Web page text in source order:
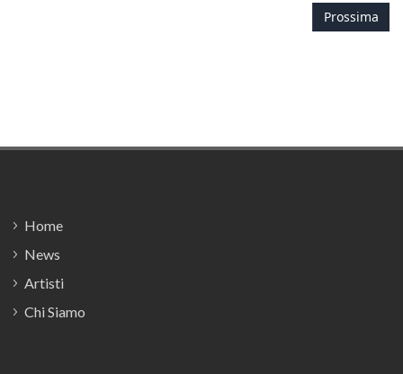
Prossima
Home
News
Artisti
Chi Siamo